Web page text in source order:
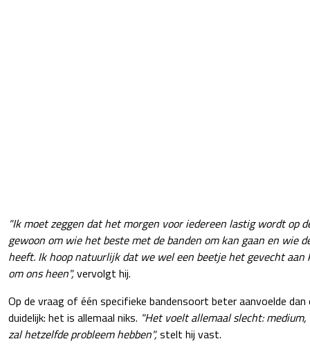
"Ik moet zeggen dat het morgen voor iedereen lastig wordt op
gewoon om wie het beste met de banden om kan gaan en wie
heeft. Ik hoop natuurlijk dat we wel een beetje het gevecht aan
om ons heen",vervolgt hij.
Op de vraag of één specifieke bandensoort beter aanvoelde dan
duidelijk: het is allemaal niks. "Het voelt allemaal slecht:
zal hetzelfde probleem hebben",stelt hij vast.